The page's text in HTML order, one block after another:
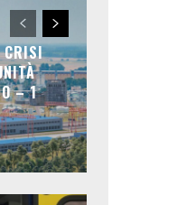
CRISI
– 1